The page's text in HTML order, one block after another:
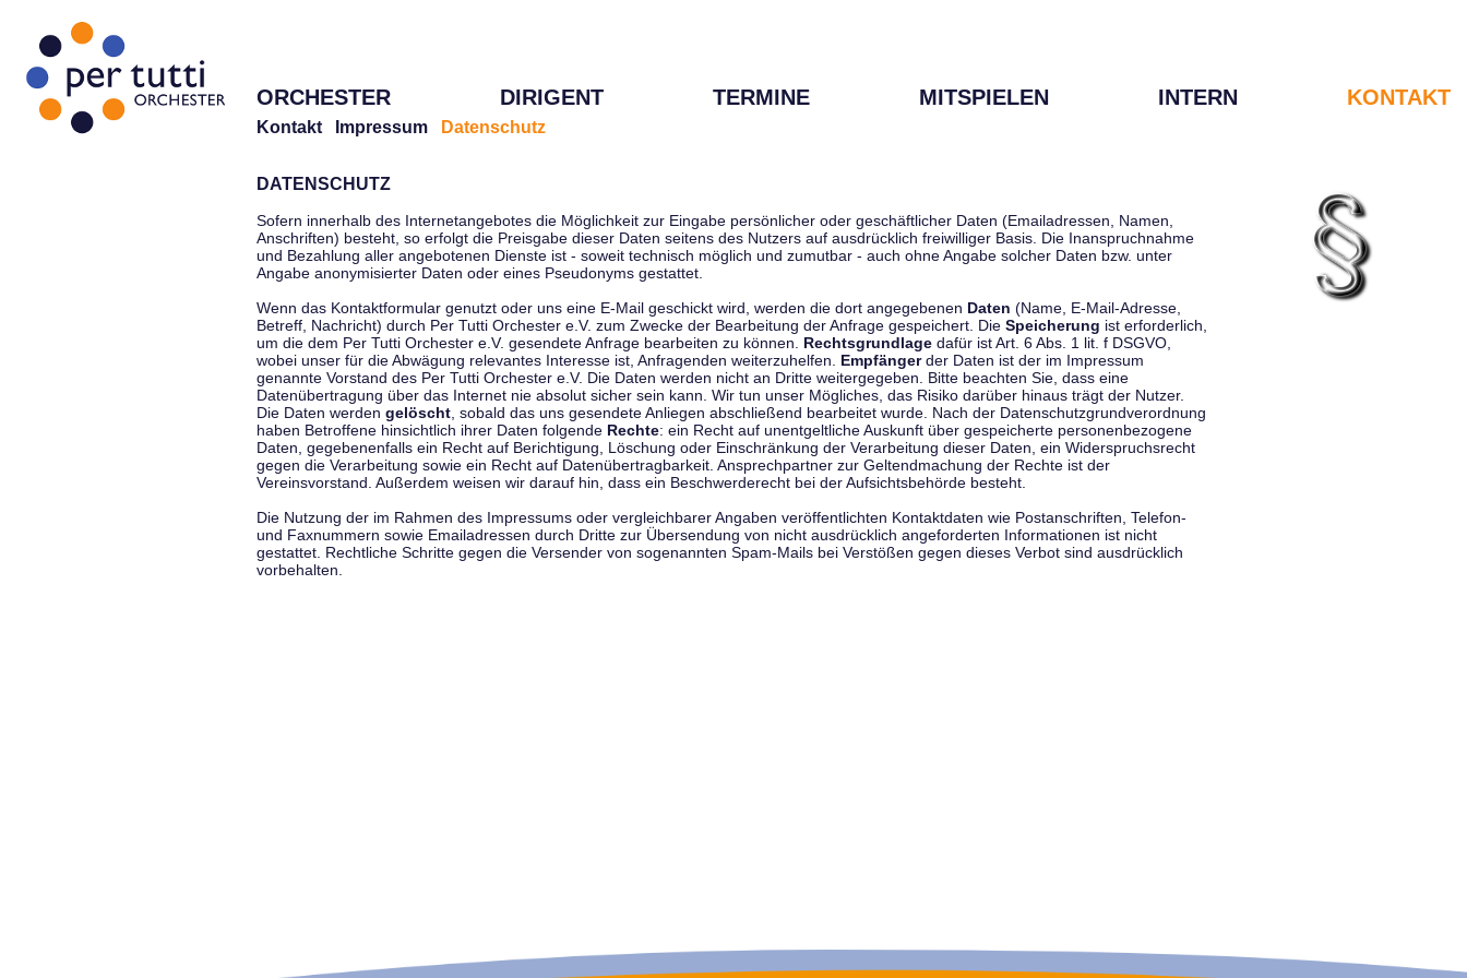
ORCHESTER DIRIGENT TERMINE MITSPIELEN INTERN KONTAKT
Kontakt Impressum Datenschutz
DATENSCHUTZ
Sofern innerhalb des Internetangebotes die Möglichkeit zur Eingabe persönlicher oder geschäftlicher Daten (Emailadressen, Namen,
Anschriften) besteht, so erfolgt die Preisgabe dieser Daten seitens des Nutzers auf ausdrücklich freiwilliger Basis. Die Inanspruchnahme
und Bezahlung aller angebotenen Dienste ist - soweit technisch möglich und zumutbar - auch ohne Angabe solcher Daten bzw. unter
Angabe anonymisierter Daten oder eines Pseudonyms gestattet.
Wenn das Kontaktformular genutzt oder uns eine E-Mail geschickt wird, werden die dort angegebenen Daten (Name, E-Mail-Adresse,
Betreff, Nachricht) durch Per Tutti Orchester e.V. zum Zwecke der Bearbeitung der Anfrage gespeichert. Die Speicherung ist erforderlich,
um die dem Per Tutti Orchester e.V. gesendete Anfrage bearbeiten zu können. Rechtsgrundlage dafür ist Art. 6 Abs. 1 lit. f DSGVO,
wobei unser für die Abwägung relevantes Interesse ist, Anfragenden weiterzuhelfen. Empfängerder Daten ist der im Impressum
genannte Vorstand des Per Tutti Orchester e.V. Die Daten werden nicht an Dritte weitergegeben. Bitte beachten Sie, dass eine
Datenübertragung über das Internet nie absolut sicher sein kann. Wir tun unser Mögliches, das Risiko darüber hinaus trägt der Nutzer.
Die Daten werden gelöscht , sobald das uns gesendete Anliegen abschließend bearbeitet wurde. Nach der Datenschutzgrundverordnung
haben Betroffene hinsichtlich ihrer Daten folgende Rechte: ein Recht auf unentgeltliche Auskunft über gespeicherte personenbezogene
Daten, gegebenenfalls ein Recht auf Berichtigung, Löschung oder Einschränkung der Verarbeitung dieser Daten, ein Widerspruchsrecht
gegen die Verarbeitung sowie ein Recht auf Datenübertragbarkeit. Ansprechpartner zur Geltendmachung der Rechte ist der
Vereinsvorstand. Außerdem weisen wir darauf hin, dass ein Beschwerderecht bei der Aufsichtsbehörde besteht.
Die Nutzung der im Rahmen des Impressums oder vergleichbarer Angaben veröffentlichten Kontaktdaten wie Postanschriften, Telefon-
und Faxnummern sowie Emailadressen durch Dritte zur Übersendung von nicht ausdrücklich angeforderten Informationen ist nicht
gestattet. Rechtliche Schritte gegen die Versender von sogenannten Spam-Mails bei Verstößen gegen dieses Verbot sind ausdrücklich
vorbehalten.